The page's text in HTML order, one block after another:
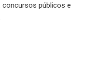
concursos públicos e